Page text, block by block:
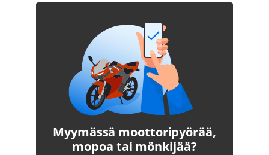
Myymässä moottoripyörää,
mopoa tai mönkijää?